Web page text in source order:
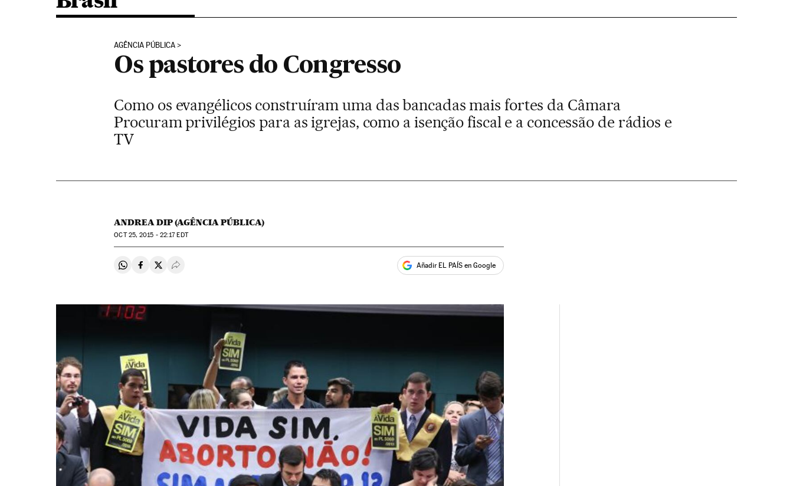
AGÊNCIA PÚBLICA
Os pastores do Congresso
Como os evangélicos construíram uma das bancadas mais fortes da Câmara
Procuram privilégios para as igrejas, como a isenção fiscal e a concessão de rádios e
TV
ANDREA DIP (AGÊNCIA PÚBLICA)
OCT25, 2015 - 22:17EDT
Compartir en Whatsapp
Compartir en Facebook
Compartir en Twitter
Desplegar Redes Sociales Añadir EL PAÍS en Google